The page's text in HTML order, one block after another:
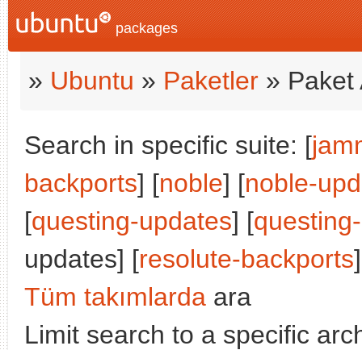
packages
» Ubuntu » Paketler » Paket
Search in specific suite: [
backports] [noble] [noble-
[questing-updates] [
updates] [resolute-backports
Tüm takımlarda ara
Limit search to a specific